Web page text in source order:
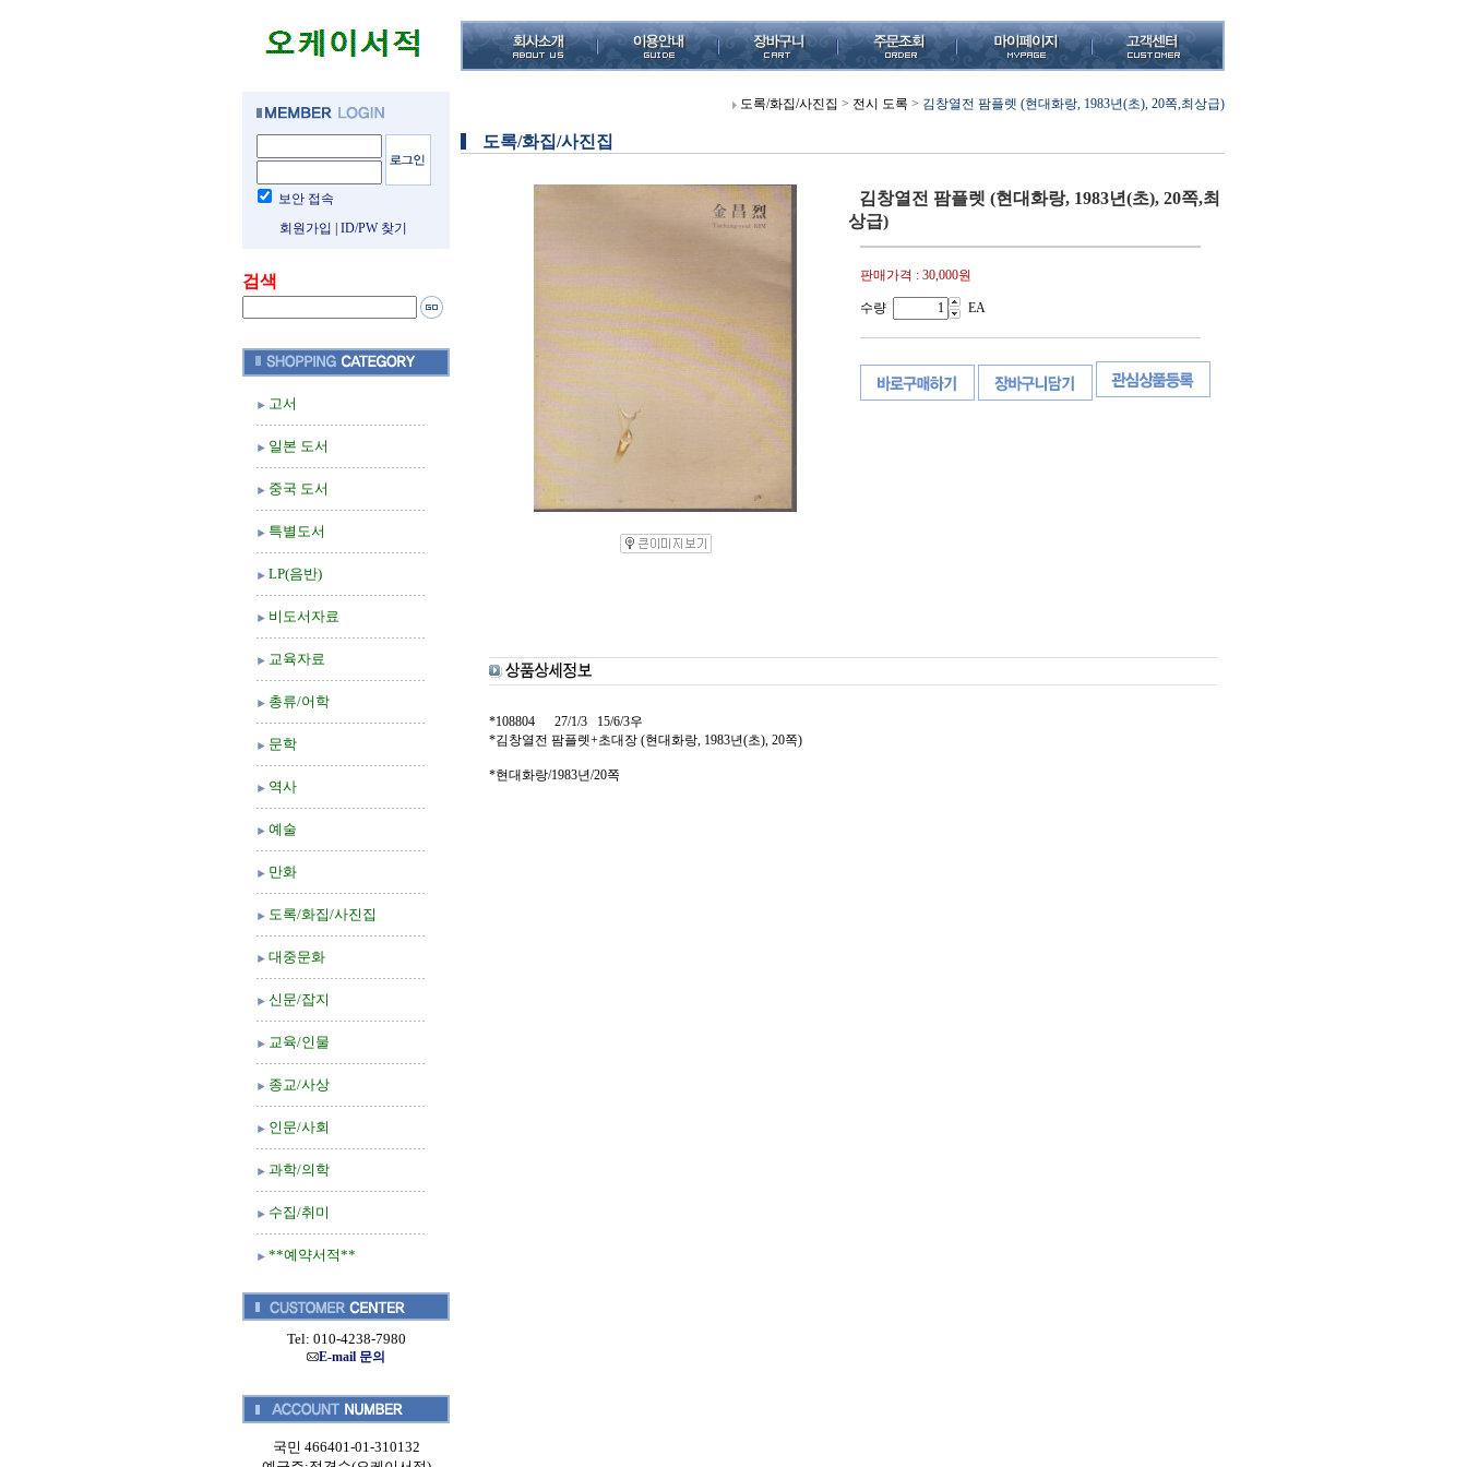
보안 접속
회원가입
ID/PW 찾기
검색
고서
일본 도서
중국 도서
특별도서
LP(음반)
비도서자료
교육자료
총류/어학
문학
역사
예술
만화
도록/화집/사진집
대중문화
신문/잡지
교육/인물
종교/사상
인문/사회
과학/의학
수집/취미
**예약서적**
Tel: 010-4238-7980
E-mail 문의
국민 466401-01-310132
도록/화집/사진집 > 전시 도록 > 김창열전 팜플렛 (현대화랑, 1983년(초), 20쪽,최상급)
도록/화집/사진집
김창열전 팜플렛 (현대화랑, 1983년(초), 20쪽,최
상급)
판매가격 : 30,000원
수량 EA
*108804 27/1/3 15/6/3우
*김창열전 팜플렛+초대장 (현대화랑, 1983년(초), 20쪽)
*현대화랑/1983년/20쪽